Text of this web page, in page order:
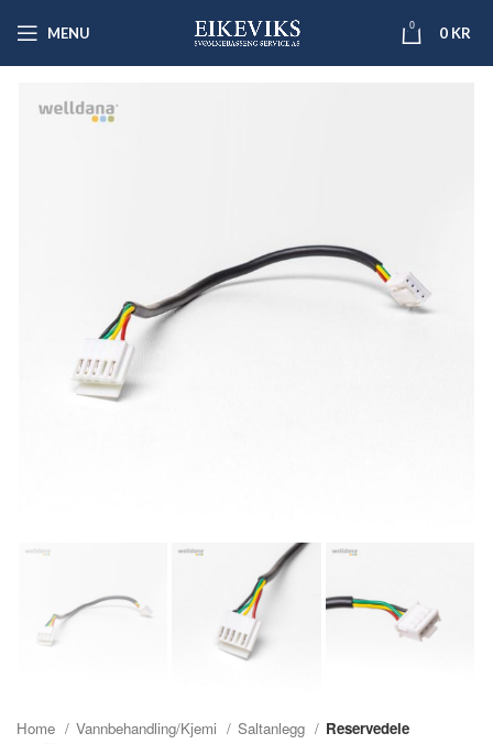
MENU 0 0 KR
Home Vannbehandling/Kjemi Saltanlegg Reservedele